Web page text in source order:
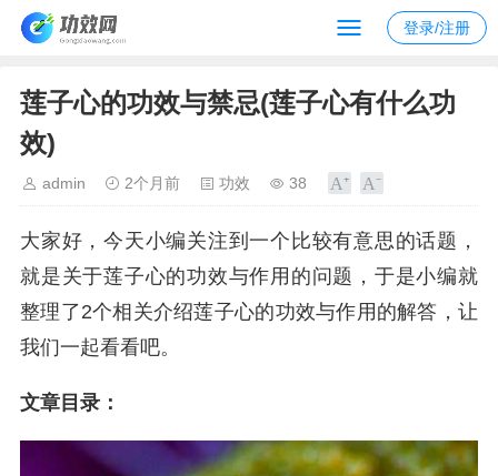
登录/注册
莲子心的功效与禁忌(莲子心有什么功
效)
admin 2个月前 功效 38
大家好，今天小编关注到一个比较有意思的话题，
就是关于莲子心的功效与作用的问题，于是小编就
整理了2个相关介绍莲子心的功效与作用的解答，让
我们一起看看吧。
文章目录：